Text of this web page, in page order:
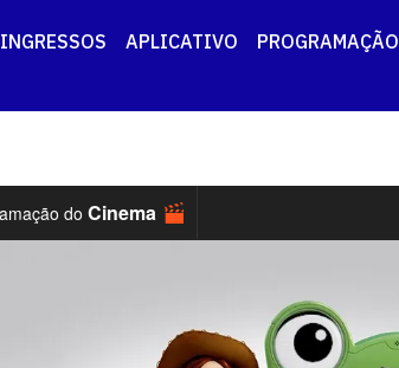
INGRESSOS APLICATIVO PROGRAMAÇÃO